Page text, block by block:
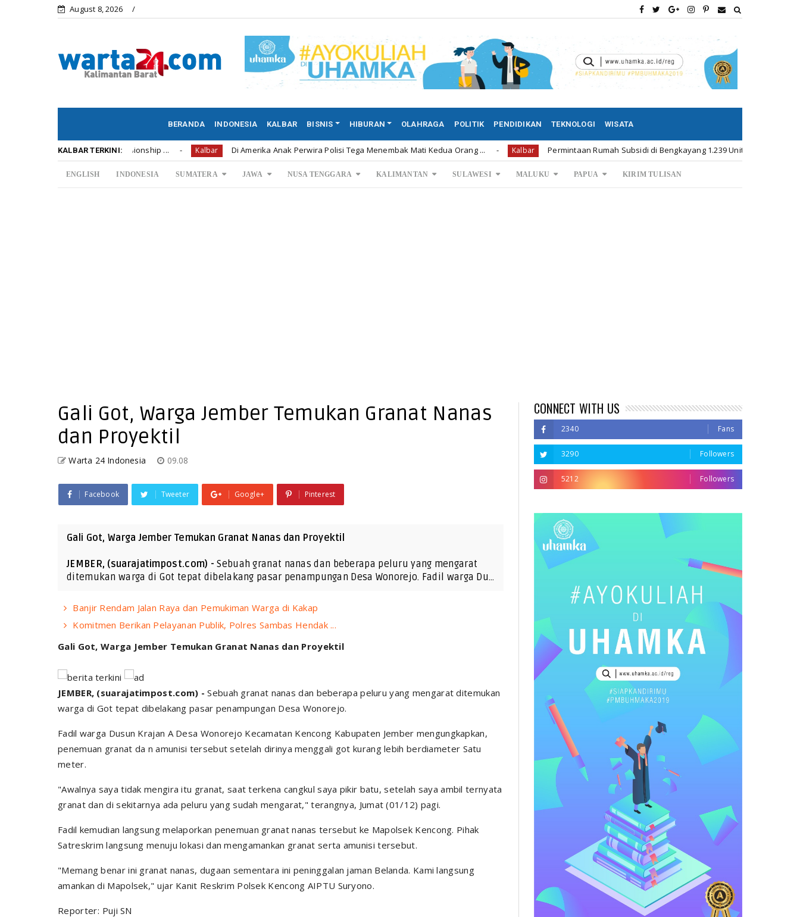
August 8, 2026
BERANDA INDONESIA KALBAR BISNIS HIBURAN OLAHRAGA POLITIK PENDIDIKAN TEKNOLOGI WISATA
KALBAR TERKINI:
U12 Soccer Championship ... Kalbar Di Amerika Anak Perwira Polisi Tega Menembak Mati Kedua Orang ... Kalbar Permintaan Rumah Subsidi di Bengkayang 1.239 Unit Kalbar
ENGLISH INDONESIA SUMATERA JAWA NUSA TENGGARA KALIMANTAN SULAWESI MALUKU PAPUA KIRIM TULISAN
Gali Got, Warga Jember Temukan Granat Nanas
dan Proyektil
Warta 24 Indonesia 09.08
Facebook Tweeter Google+ Pinterest
Gali Got, Warga Jember Temukan Granat Nanas dan Proyektil
JEMBER, (suarajatimpost.com) - Sebuah granat nanas dan beberapa peluru yang mengarat
ditemukan warga di Got tepat dibelakang pasar penampungan Desa Wonorejo. Fadil warga Du…
Banjir Rendam Jalan Raya dan Pemukiman Warga di Kakap
Komitmen Berikan Pelayanan Publik, Polres Sambas Hendak ...
Gali Got, Warga Jember Temukan Granat Nanas dan Proyektil
JEMBER, (suarajatimpost.com) - Sebuah granat nanas dan beberapa peluru yang mengarat ditemukan
warga di Got tepat dibelakang pasar penampungan Desa Wonorejo.
Fadil warga Dusun Krajan A Desa Wonorejo Kecamatan Kencong Kabupaten Jember mengungkapkan,
penemuan granat da n amunisi tersebut setelah dirinya menggali got kurang lebih berdiameter Satu
meter.
"Awalnya saya tidak mengira itu granat, saat terkena cangkul saya pikir batu, setelah saya ambil ternyata
granat dan di sekitarnya ada peluru yang sudah mengarat," terangnya, Jumat (01/12) pagi.
Fadil kemudian langsung melaporkan penemuan granat nanas tersebut ke Mapolsek Kencong. Pihak
Satreskrim langsung menuju lokasi dan mengamankan granat serta amunisi tersebut.
"Memang benar ini granat nanas, dugaan sementara ini peninggalan jaman Belanda. Kami langsung
amankan di Mapolsek," ujar Kanit Reskrim Polsek Kencong AIPTU Suryono.
Reporter: Puji SN
CONNECT WITH US
2340 Fans
3290 Followers
5212 Followers